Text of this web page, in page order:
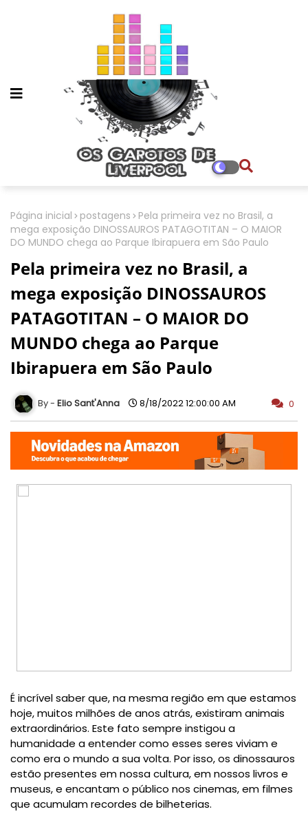
Página inicial postagens
Pela primeira vez no Brasil, a
mega exposição DINOSSAUROS PATAGOTITAN – O MAIOR
DO MUNDO chega ao Parque Ibirapuera em São Paulo
Pela primeira vez no Brasil, a
mega exposição DINOSSAUROS
PATAGOTITAN – O MAIOR DO
MUNDO chega ao Parque
Ibirapuera em São Paulo
Elio Sant'Anna 8/18/2022 12:00:00 AM 0
É incrível saber que, na mesma região em que estamos
hoje,muitos milhões de anos atrás, existiram animais
extraordinários. Este fato sempre instigou a
humanidade a entender como esses seres viviam e
como era o mundo a sua volta. Por isso, os dinossauros
estão presentes em nossa cultura, em nossos livros e
museus, e encantam o público nos cinemas, em filmes
que acumulam recordes de bilheterias.